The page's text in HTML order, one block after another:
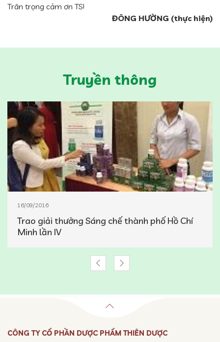
Trân trọng cảm ơn TS!
ĐÔNG HƯỜNG (thực hiện)
Truyền thông
16/09/2016
Trao giải thưởng Sáng chế thành phố Hồ Chí
Minh lần IV
CÔNG TY CỔ PHẦN DƯỢC PHẨM THIÊN DƯỢC